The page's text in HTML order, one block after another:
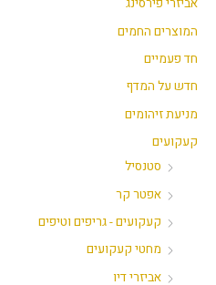
יאביזרי פירסינג
המוצרים החמים
חד פעמיים
חדש על המדף
מניעת זיהומים
קעקועים
סטנסיל
אפטר קר
קעקועים - גריפים וטיפים
מחטי קעקועים
אביזרי דיו